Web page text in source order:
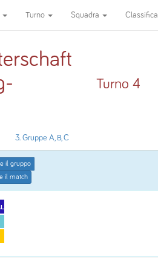
Turno Squadra Classifica
Turno 4
3. Gruppe A, B, C
il gruppo
il match